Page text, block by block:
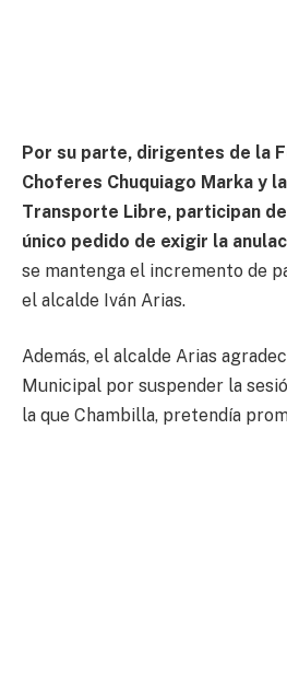
Por su parte, dirigentes de la
Choferes Chuquiago Marka y
Transporte Libre, participan
único pedido de exigir la
se mantenga el incremento de
el alcalde Iván Arias.
Además, el alcalde Arias
Municipal por suspender la
la que Chambilla, pretendía